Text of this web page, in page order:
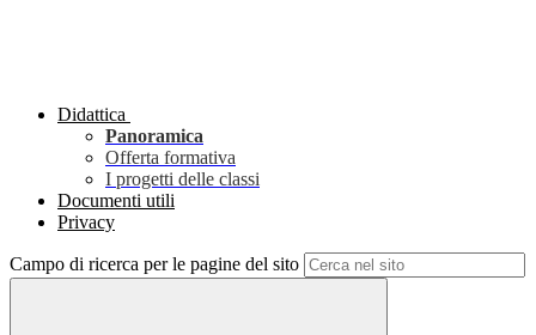
Didattica
Panoramica
Offerta formativa
I progetti delle classi
Documenti utili
Privacy
Campo di ricerca per le pagine del sito